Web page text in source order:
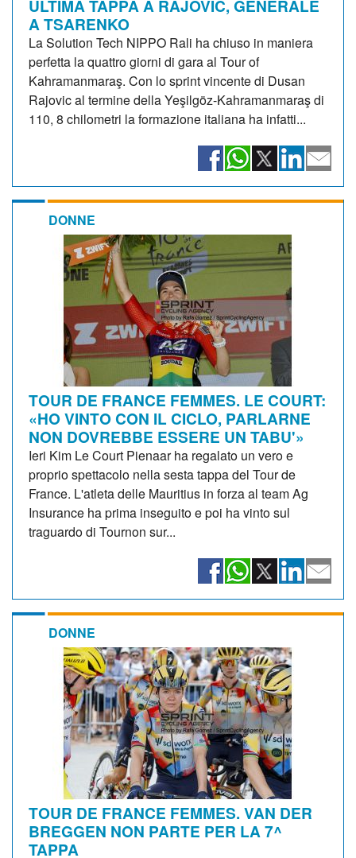
ULTIMA TAPPA A RAJOVIC, GENERALE
A TSARENKO
La Solution Tech NIPPO Rali ha chiuso in maniera
perfetta la quattro giorni di gara al Tour of
Kahramanmaraş. Con lo sprint vincente di Dusan
Rajovic al termine della Yeşilgöz-Kahramanmaraş di
110, 8 chilometri la formazione italiana ha infatti...
DONNE
TOUR DE FRANCE FEMMES. LE COURT:
«HO VINTO CON IL CICLO, PARLARNE
NON DOVREBBE ESSERE UN TABU'»
Ieri Kim Le Court Pienaar ha regalato un vero e
proprio spettacolo nella sesta tappa del Tour de
France. L'atleta delle Mauritius in forza al team Ag
Insurance ha prima inseguito e poi ha vinto sul
traguardo di Tournon sur...
DONNE
TOUR DE FRANCE FEMMES. VAN DER
BREGGEN NON PARTE PER LA 7^
TAPPA